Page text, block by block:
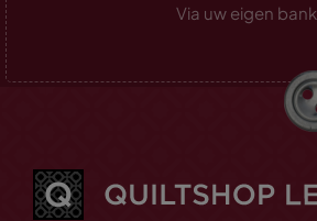
Via uw eigen bank